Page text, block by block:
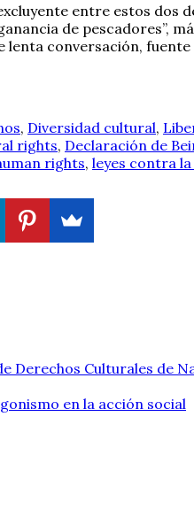
entre estos dos
de pescadores”,
lenta conversación,
, Diversidad cultural,
rights, Declaración de
rights, leyes contra
Derechos Culturales de
en la acción social